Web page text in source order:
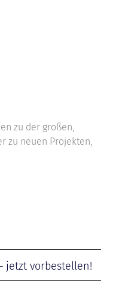
zu der großen,
zu neuen Projekten,
jetzt vorbestellen!